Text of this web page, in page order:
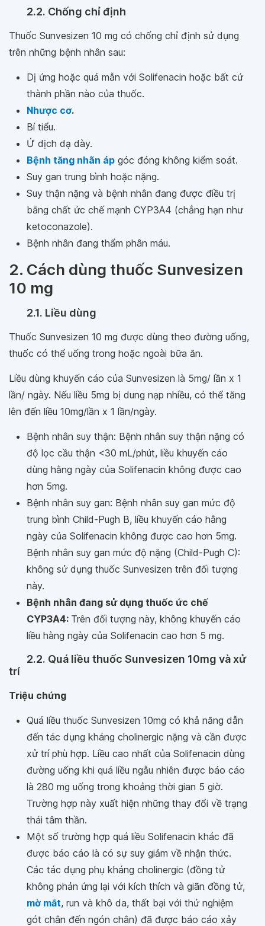
2.2. Chống chỉ định
Thuốc Sunvesizen 10 mg có chống chỉ định sử dụng
trên những bệnh nhân sau:
Dị ứng hoặc quá mẫn với Solifenacin hoặc bất cứ
thành phần nào của thuốc.
Nhược cơ.
Bí tiểu.
Ứ dịch dạ dày.
Bệnh tăng nhãn áp góc đóng không kiểm soát.
Suy gan trung bình hoặc nặng.
Suy thận nặng và bệnh nhân đang được điều trị
bằng chất ức chế mạnh CYP3A4 (chẳng hạn như
ketoconazole).
Bệnh nhân đang thẩm phân máu.
2. Cách dùng thuốc Sunvesizen
10 mg
2.1. Liều dùng
Thuốc Sunvesizen 10 mg được dùng theo đường uống,
thuốc có thể uống trong hoặc ngoài bữa ăn.
Liều dùng khuyến cáo của Sunvesizen là 5mg/ lần x 1
lần/ ngày. Nếu liều 5mg bị dung nạp nhiều, có thể tăng
lên đến liều 10mg/lần x 1 lần/ngày.
Bệnh nhân suy thận: Bệnh nhân suy thận nặng có
độ lọc cầu thận <30 mL/phút, liều khuyến cáo
dùng hằng ngày của Solifenacin không được cao
hơn 5mg.
Bệnh nhân suy gan: Bệnh nhân suy gan mức độ
trung bình Child-Pugh B, liều khuyến cáo hằng
ngày của Solifenacin không được cao hơn 5mg.
Bệnh nhân suy gan mức độ nặng (Child-Pugh C):
không sử dụng thuốc Sunvesizen trên đối tượng
này.
Bệnh nhân đang sử dụng thuốc ức chế
CYP3A4: Trên đối tượng này, không khuyến cáo
liều hàng ngày của Solifenacin cao hơn 5 mg.
2.2. Quá liều thuốc Sunvesizen 10mg và xử
trí
Triệu chứng
Quá liều thuốc Sunvesizen 10mg có khả năng dẫn
đến tác dụng kháng cholinergic nặng và cần được
xử trí phù hợp. Liều cao nhất của Solifenacin dùng
đường uống khi quá liều ngẫu nhiên được báo cáo
là 280 mg uống trong khoảng thời gian 5 giờ.
Trường hợp này xuất hiện những thay đổi về trạng
thái tâm thần.
Một số trường hợp quá liều Solifenacin khác đã
được báo cáo là có sự suy giảm về nhận thức.
Các tác dụng phụ kháng cholinergic (đồng tử
không phản ứng lại với kích thích và giãn đồng tử,
mờ mắt, run và khô da, thất bại với thử nghiệm
gót chân đến ngón chân) đã được báo cáo xảy